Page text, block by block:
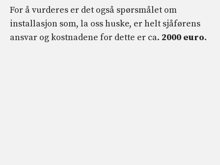
For å vurderes er det også spørsmålet om
installasjon som, la oss huske, er helt sjåførens
ansvar og kostnadene for dette er ca. 2000 euro.